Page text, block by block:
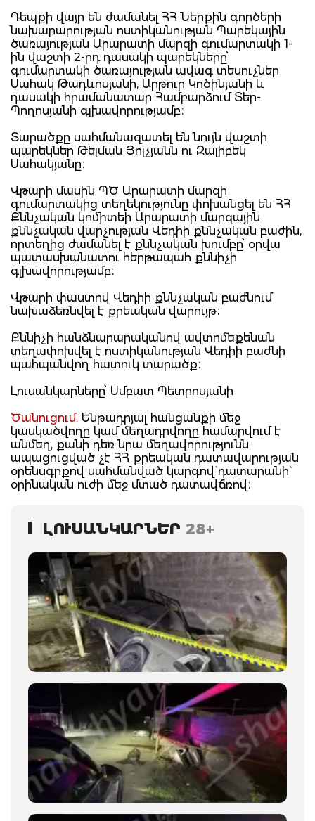
Դեպքի վայր են ժամանել ՀՀ Ներքին գործերի
նախարարության ոստիկանության Պարեկային
ծառայության Արարատի մարզի գումարտակի 1-
ին վաշտի 2-րդ դասակի պարեկները՝
գումարտակի ծառայության ավագ տեսուչներ
Սահակ Թադևոսյանի, Արթուր Կոծինյանի և
դասակի հրամանատար Համբարձում Տեր-
Պողոսյանի գլխավորությամբ։
Տարածքը սահմանազատել են նույն վաշտի
պարեկներ Թելման Յոլչյանն ու Զալիբեկ
Սահակյանը։
Վթարի մասին ՊԾ Արարատի մարզի
գումարտակից տեղեկությունը փոխանցել են ՀՀ
Քննչական կոմիտեի Արարատի մարզային
քննչական վարչության Վեդիի քննչական բաժին,
որտեղից ժամանել է քննչական խումբը՝ օրվա
պատասխանատու հերթապահ քննիչի
գլխավորությամբ։
Վթարի փաստով Վեդիի քննչական բաժնում
նախաձեռնվել է քրեական վարույթ։
Քննիչի հանձնարարականով ավտոմեքենան
տեղափոխվել է ոստիկանության Վեդիի բաժնի
պահպանվող հատուկ տարածք։
Լուսանկարները՝ Սմբատ Պետրոսյանի
Ծանուցում. Ենթադրյալ հանցանքի մեջ
կասկածվողը կամ մեղադրվողը համարվում է
անմեղ, քանի դեռ նրա մեղավորությունն
ապացուցված չէ ՀՀ քրեական դատավարության
օրենսգրքով սահմանված կարգով` դատարանի`
օրինական ուժի մեջ մտած դատավճռով։
ԼՈՒՍԱՆԿԱՐՆԵՐ 28+